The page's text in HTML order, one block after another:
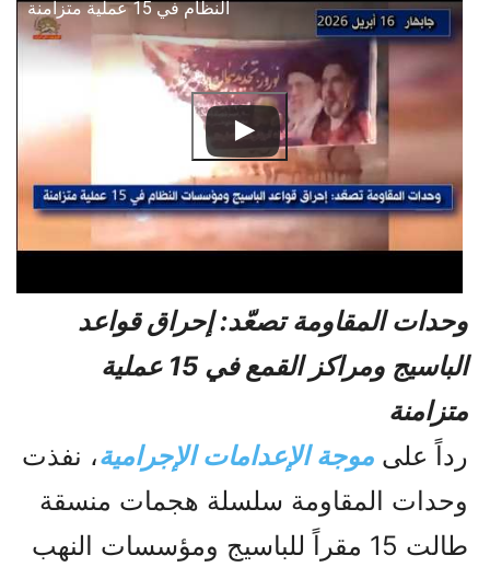
النظام في 15 عملية متزامنة
وحدات المقاومة تصعّد: إحراق قواعد
الباسيج ومراكز القمع في 15 عملية
متزامنة
رداً على موجة الإعدامات الإجرامية، نفذت
وحدات المقاومة سلسلة هجمات منسقة
طالت 15 مقراً للباسيج ومؤسسات النهب